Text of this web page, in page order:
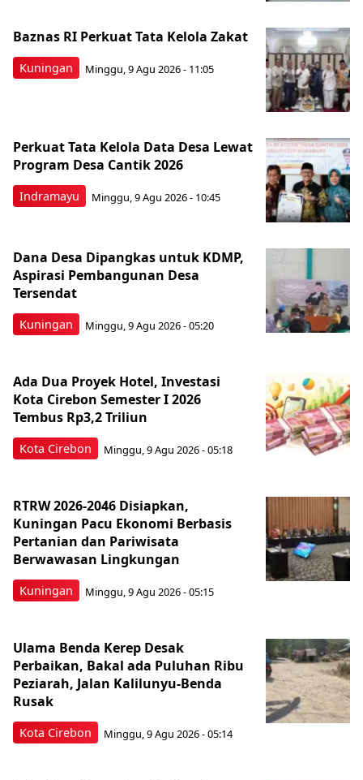
Kuningan
Baznas RI Perkuat Tata Kelola Zakat
Minggu, 9 Agu 2026 - 11:05
Indramayu
Perkuat Tata Kelola Data Desa Lewat
Program Desa Cantik 2026
Minggu, 9 Agu 2026 - 10:45
Kuningan
Dana Desa Dipangkas untuk KDMP,
Aspirasi Pembangunan Desa
Tersendat
Minggu, 9 Agu 2026 - 05:20
Kota Cirebon
Ada Dua Proyek Hotel, Investasi
Kota Cirebon Semester I 2026
Tembus Rp3,2 Triliun
Minggu, 9 Agu 2026 - 05:18
Kuningan
RTRW 2026-2046 Disiapkan,
Kuningan Pacu Ekonomi Berbasis
Pertanian dan Pariwisata
Berwawasan Lingkungan
Minggu, 9 Agu 2026 - 05:15
Kota Cirebon
Ulama Benda Kerep Desak
Perbaikan, Bakal ada Puluhan Ribu
Peziarah, Jalan Kalilunyu-Benda
Rusak
Minggu, 9 Agu 2026 - 05:14